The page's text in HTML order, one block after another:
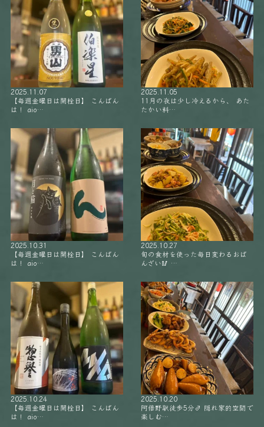
2025.11.07
【毎週金曜日は開栓日】 こんばん
は！ aio…
2025.11.05
11月の夜は少し冷えるから、 あた
たかい料…
2025.10.31
【毎週金曜日は開栓日】 こんばん
は！ aio…
2025.10.27
旬の食材を使った毎日変わるおば
んざい🥢 …
2025.10.24
【毎週金曜日は開栓日】 こんばん
は！ aio…
2025.10.20
阿倍野駅徒歩5分‍♂️ 隠れ家的空間で
楽しむ…